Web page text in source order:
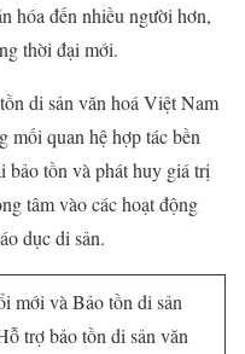
hóa đến nhiều người hơn,
thời đại mới.
di sản văn hoá Việt Nam
mối quan hệ hợp tác bền
bảo tồn và phát huy giá trị
tâm vào các hoạt động
dục di sản.
mới và Bảo tồn di sản
trợ bảo tồn di sản văn